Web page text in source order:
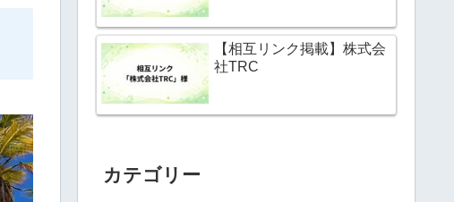
【相互リンク掲載】株式会
社TRC
カテゴリー